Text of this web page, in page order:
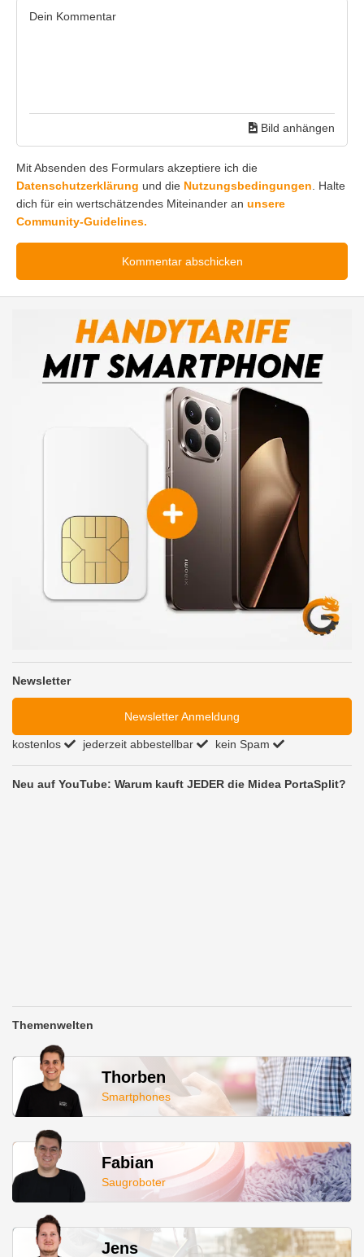
Bild anhängen
Mit Absenden des Formulars akzeptiere ich die
Datenschutzerklärung und die Nutzungsbedingungen . Halte
dich für ein wertschätzendes Miteinander an unsere
Community-Guidelines.
Newsletter
Newsletter Anmeldung
kostenlos jederzeit abbestellbar kein Spam
Neu auf YouTube: Warum kauft JEDER die Midea PortaSplit?
Themenwelten
Thorben
Smartphones
Fabian
Saugroboter
Jens